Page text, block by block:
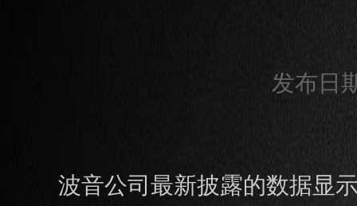
发布日
波音公司最新披露的数据显